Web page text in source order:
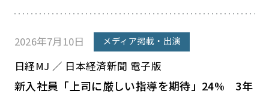
2026年7月10日 メディア掲載・出演
日経MJ ／ 日本経済新聞 電子版
新入社員「上司に厳しい指導を期待」24% 3年